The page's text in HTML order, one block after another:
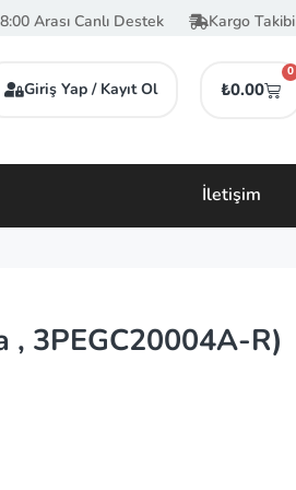
Arası Canlı Destek Kargo Takibi
Giriş Yap / Kayıt Ol ₺0.00
0
İletişim
, 3PEGC20004A-R)